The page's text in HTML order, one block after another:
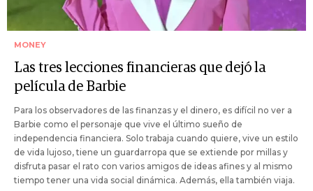
MONEY
Las tres lecciones financieras que dejó la
película de Barbie
Para los observadores de las finanzas y el dinero, es difícil no ver a
Barbie como el personaje que vive el último sueño de
independencia financiera. Solo trabaja cuando quiere, vive un estilo
de vida lujoso, tiene un guardarropa que se extiende por millas y
disfruta pasar el rato con varios amigos de ideas afines y al mismo
tiempo tener una vida social dinámica. Además, ella también viaja.